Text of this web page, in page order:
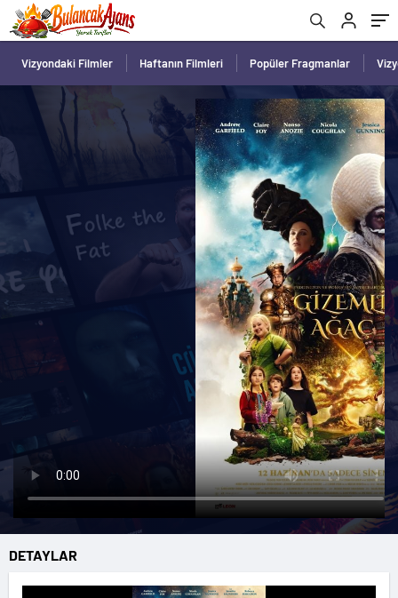
Vizyondaki Filmler Haftanın Filmleri Popüler Fragmanlar
DETAYLAR